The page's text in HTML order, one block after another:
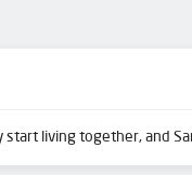
living together, and